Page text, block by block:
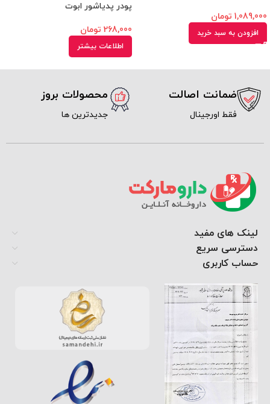
1,089,000 تومان
افزودن به سبد خرید
پودر پدیاشور ابوت
268,000 تومان
اطلاعات بیشتر
ضمانت اصالت
فقط اورجینال
محصولات بروز
جدیدترین ها
لینک های مفید
دسترسی سریع
حساب کاربری